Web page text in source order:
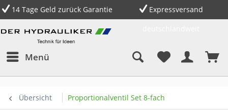
14 Tage Geld zurück Garantie
Expressversand
Menü
Übersicht Proportionalventil Set 8-fach